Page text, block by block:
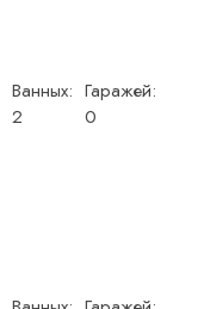
Ванных:
2
Гаражей:
0